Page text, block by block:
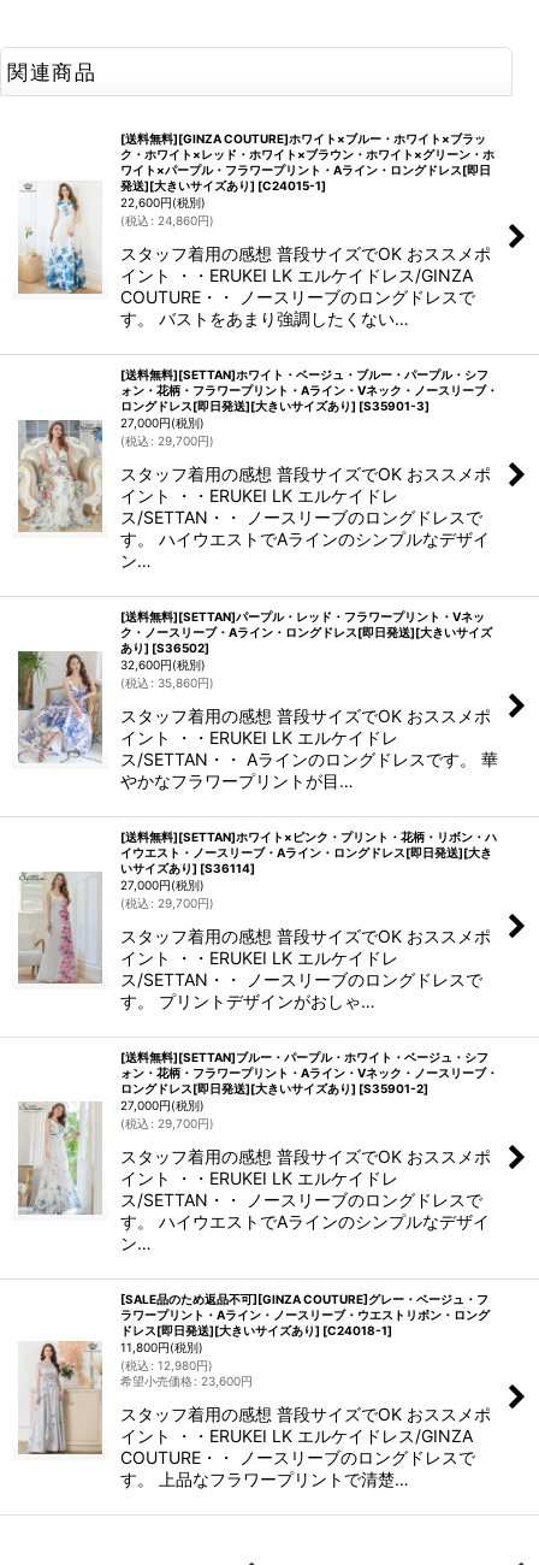
関連商品
[送料無料][GINZA COUTURE]ホワイト×ブルー・ホワイト×ブラッ
ク・ホワイト×レッド・ホワイト×ブラウン・ホワイト×グリーン・ホ
ワイト×パープル・フラワープリント・Aライン・ロングドレス[即日
発送][大きいサイズあり] [C24015-1]
22,600円(税別)
(税込 : 24,860円)
スタッフ着用の感想 普段サイズでOK おススメポ
イント ・・ERUKEI LK エルケイドレス/GINZA
COUTURE・・ ノースリーブのロングドレスで
す。 バストをあまり強調したくない…
[送料無料][SETTAN]ホワイト・ベージュ・ブルー・パープル・シフ
ォン・花柄・フラワープリント・Aライン・Vネック・ノースリーブ・
ロングドレス[即日発送][大きいサイズあり] [S35901-3]
27,000円(税別)
(税込 : 29,700円)
スタッフ着用の感想 普段サイズでOK おススメポ
イント ・・ERUKEI LK エルケイドレ
ス/SETTAN・・ ノースリーブのロングドレスで
す。 ハイウエストでAラインのシンプルなデザイ
ン…
[送料無料][SETTAN]パープル・レッド・フラワープリント・Vネッ
ク・ノースリーブ・Aライン・ロングドレス[即日発送][大きいサイズ
あり] [S36502]
32,600円(税別)
(税込 : 35,860円)
スタッフ着用の感想 普段サイズでOK おススメポ
イント ・・ERUKEI LK エルケイドレ
ス/SETTAN・・ Aラインのロングドレスです。 華
やかなフラワープリントが目…
[送料無料][SETTAN]ホワイト×ピンク・プリント・花柄・リボン・ハ
イウエスト・ノースリーブ・Aライン・ロングドレス[即日発送][大き
いサイズあり] [S36114]
27,000円(税別)
(税込 : 29,700円)
スタッフ着用の感想 普段サイズでOK おススメポ
イント ・・ERUKEI LK エルケイドレ
ス/SETTAN・・ ノースリーブのロングドレスで
す。 プリントデザインがおしゃ…
[送料無料][SETTAN]ブルー・パープル・ホワイト・ベージュ・シフ
ォン・花柄・フラワープリント・Aライン・Vネック・ノースリーブ・
ロングドレス[即日発送][大きいサイズあり] [S35901-2]
27,000円(税別)
(税込 : 29,700円)
スタッフ着用の感想 普段サイズでOK おススメポ
イント ・・ERUKEI LK エルケイドレ
ス/SETTAN・・ ノースリーブのロングドレスで
す。 ハイウエストでAラインのシンプルなデザイ
ン…
[SALE品のため返品不可][GINZA COUTURE]グレー・ベージュ・フ
ラワープリント・Aライン・ノースリーブ・ウエストリボン・ロング
ドレス[即日発送][大きいサイズあり] [C24018-1]
11,800円(税別)
(税込 : 12,980円)
希望小売価格: 23,600円
スタッフ着用の感想 普段サイズでOK おススメポ
イント ・・ERUKEI LK エルケイドレス/GINZA
COUTURE・・ ノースリーブのロングドレスで
す。 上品なフラワープリントで清楚…